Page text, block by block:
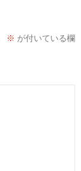
※ が付いている欄